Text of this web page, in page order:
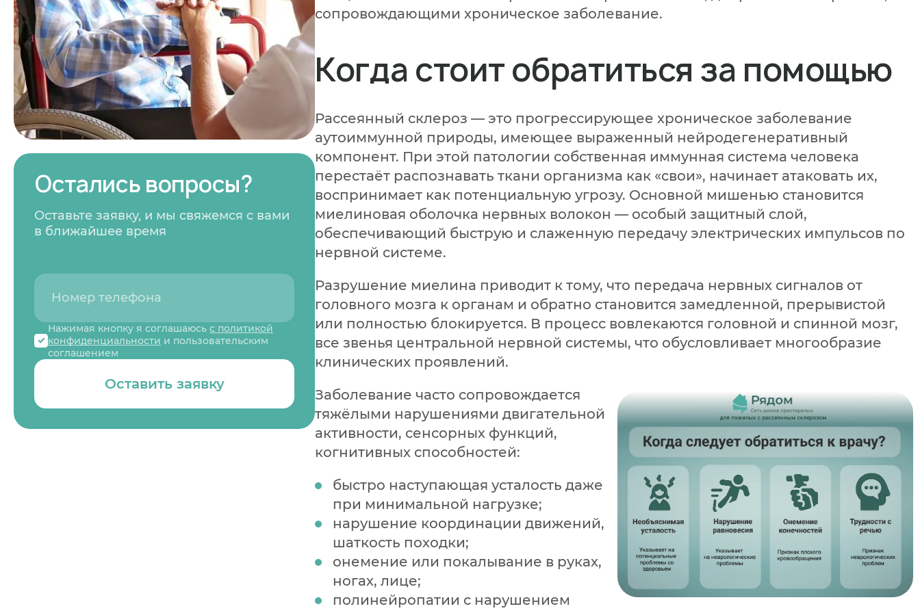
Остались вопросы?
Оставьте заявку, и мы свяжемся с вами
в ближайшее время
Нажимая кнопку я соглашаюсь с политикой
конфиденциальности и пользовательским
соглашением
Оставить заявку
сопровождающими хроническое заболевание.
Когда стоит обратиться за помощью
Рассеянный склероз — это прогрессирующее хроническое заболевание
аутоиммунной природы, имеющее выраженный нейродегенеративный
компонент. При этой патологии собственная иммунная система человека
перестаёт распознавать ткани организма как «свои», начинает атаковать их,
воспринимает как потенциальную угрозу. Основной мишенью становится
миелиновая оболочка нервных волокон — особый защитный слой,
обеспечивающий быструю и слаженную передачу электрических импульсов по
нервной системе.
Разрушение миелина приводит к тому, что передача нервных сигналов от
головного мозга к органам и обратно становится замедленной, прерывистой
или полностью блокируется. В процесс вовлекаются головной и спинной мозг,
все звенья центральной нервной системы, что обусловливает многообразие
клинических проявлений.
Заболевание часто сопровождается
тяжёлыми нарушениями двигательной
активности, сенсорных функций,
когнитивных способностей:
быстро наступающая усталость даже
при минимальной нагрузке;
нарушение координации движений,
шаткость походки;
онемение или покалывание в руках,
ногах, лице;
полинейропатии с нарушением
Предыдущий вопрос
Оставить заявку
Нажимая кнопку я соглашаюсьс политикой
Перезвоните мне
Нажимая кнопку я соглашаюсьс политикой
Записаться
Нажимая кнопку я соглашаюсьс политикой
Записаться